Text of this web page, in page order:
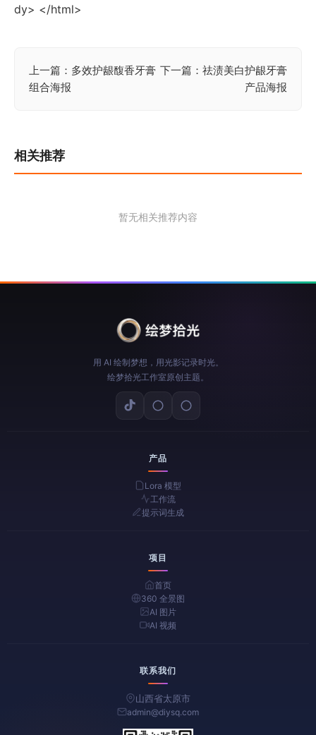
dy> </html>
文
章
上一篇：多效护龈馥香牙膏
组合海报
下一篇：祛渍美白护龈牙膏
产品海报
相关推荐
暂无相关推荐内容
用 AI 绘制梦想，用光影记录时光。
绘梦拾光工作室原创主题。
产品
Lora 模型
工作流
提示词生成
项目
首页
360 全景图
AI 图片
AI 视频
联系我们
山西省太原市
admin@diysq.com